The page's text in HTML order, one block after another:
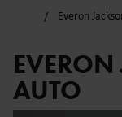
Everon
AUTO